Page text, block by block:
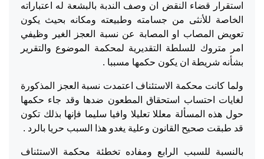
استقرار قضاء النقض ان وصف الندبة بالبشعة له اعتباراته
الخاصة للأنثى من جسامته وطبيعته ومكانه بحيث يكون
تعويض المصاب او المصابة عن نسبة العجز الغير وظيفي
امر متروك للسلطة التقديرية لمحكمة الموضوع والتقرير
بشأنه شريطة ان يكون حكمها مسببا .
ولما كانت محكمة الاستئناف اعتمدت نسبة العجز المذكورة
لغايات احتساب استحقاق المطعون ضدها وقد جاء حكمها
حول هذه المسألة معللا تعليلا وافيا سليما فإنها بذلك تكون
قد طبقت صحيح القانون وعلية يغدو هذا السبب حريا بالرد .
بالنسبة للسبب الرابع ومفاده تخطئة محكمة الاستئناف